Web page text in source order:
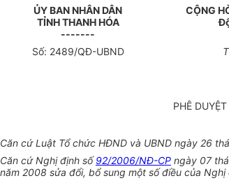
ỦY BAN NHÂN DÂN
TỈNH THANH HÓA
-------
CỘNG
Số: 2489/QĐ-UBND
PHÊ
Căn cứ Luật Tổ chức HĐND và UBND ngày 26
Căn cứ Nghị định số92/2006/NĐ-CP ngày 07
năm 2008 sửa đổi, bổ sung một số điều của Nghị